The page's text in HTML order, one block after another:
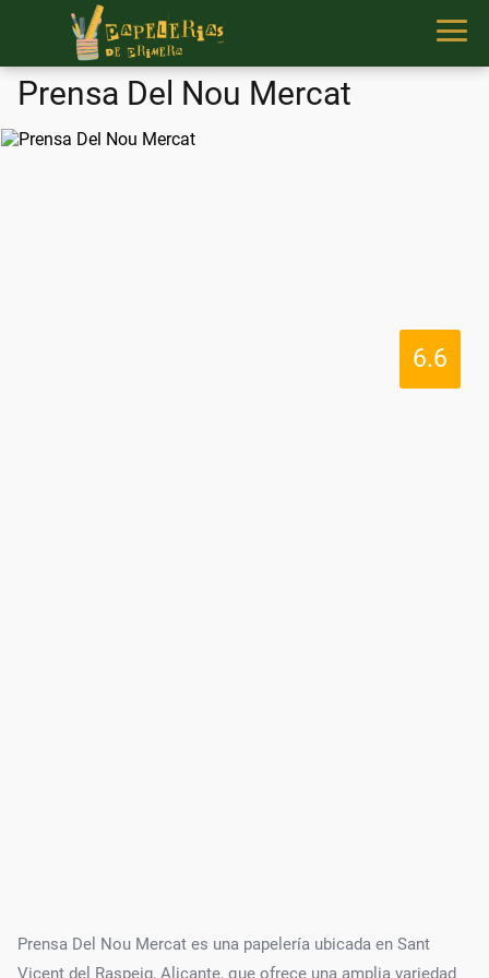
Prensa Del Nou Mercat
6.6
Prensa Del Nou Mercat es una papelería ubicada en Sant
Vicent del Raspeig, Alicante, que ofrece una amplia variedad